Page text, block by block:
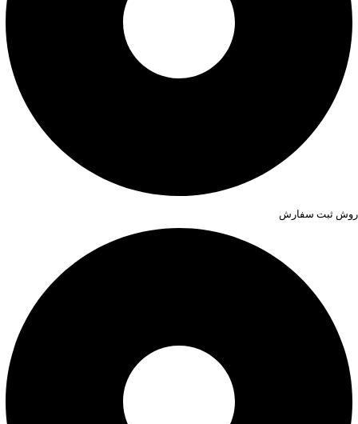
روش ثبت سفارش